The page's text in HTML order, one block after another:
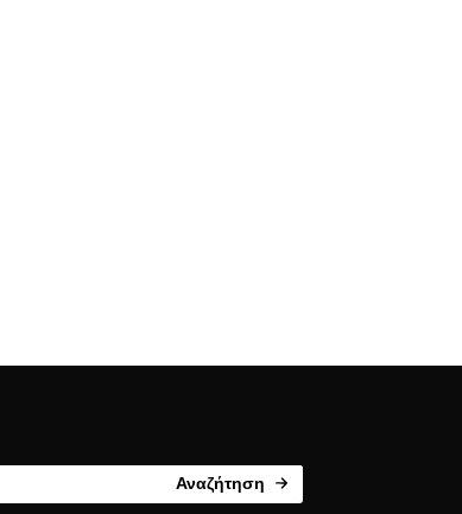
Αναζήτηση